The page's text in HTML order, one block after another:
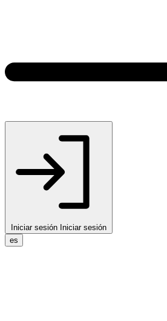
Iniciar sesión Iniciar sesión
es